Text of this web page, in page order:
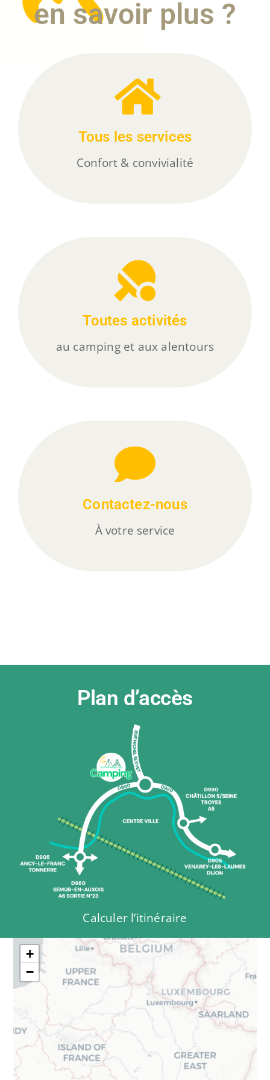
en savoir plus ?
Tous les services
Confort & convivialité
Toutes activités
au camping et aux alentours
Contactez-nous
À votre service
Plan d’accès
Calculer l’itinéraire
+
−